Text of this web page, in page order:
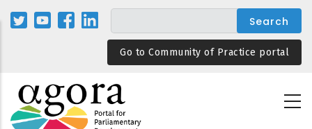
Skip
Go to Community of Practice portal